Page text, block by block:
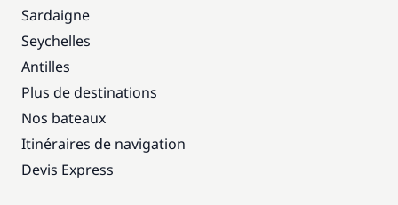
Sardaigne
Seychelles
Antilles
Plus de destinations
Nos bateaux
Itinéraires de navigation
Devis Express